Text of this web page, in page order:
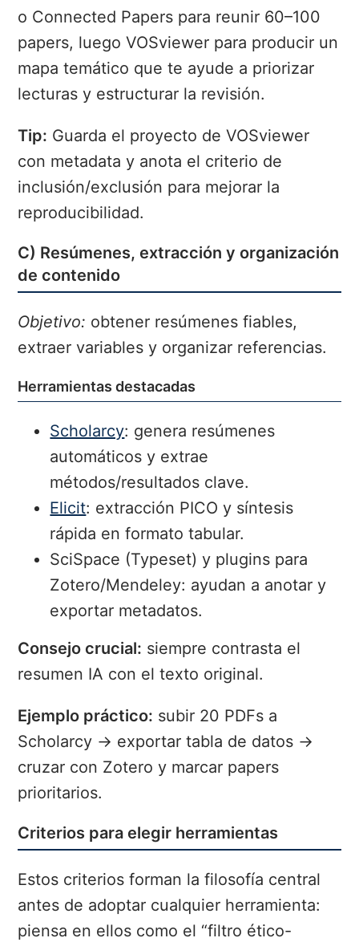
o Connected Papers para reunir 60–100
papers, luego VOSviewer para producir un
mapa temático que te ayude a priorizar
lecturas y estructurar la revisión.
Tip: Guarda el proyecto de VOSviewer
con metadata y anota el criterio de
inclusión/exclusión para mejorar la
reproducibilidad.
C) Resúmenes, extracción y organización
de contenido
Objetivo: obtener resúmenes fiables,
extraer variables y organizar referencias.
Herramientas destacadas
Scholarcy: genera resúmenes
automáticos y extrae
métodos/resultados clave.
Elicit: extracción PICO y síntesis
rápida en formato tabular.
SciSpace (Typeset) y plugins para
Zotero/Mendeley: ayudan a anotar y
exportar metadatos.
Consejo crucial: siempre contrasta el
resumen IA con el texto original.
Ejemplo práctico: subir 20 PDFs a
Scholarcy → exportar tabla de datos →
cruzar con Zotero y marcar papers
prioritarios.
Criterios para elegir herramientas
Estos criterios forman la filosofía central
antes de adoptar cualquier herramienta:
piensa en ellos como el “filtro ético-